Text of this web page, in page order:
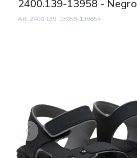
2400.139-13958 - Negro
2400.139-13958-139654